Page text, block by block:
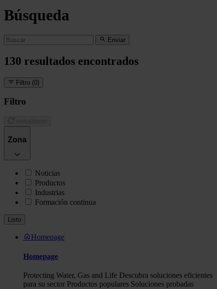
Búsqueda
Enviar
130 resultados encontrados
Filtro (0)
Filtro
Zona
Noticias
Productos
Industrias
Formación continua
Listo
Homepage
Homepage
Protecting Water, Gas and Life Descubra soluciones eficientes
para su sector Productos populares Soluciones probadas